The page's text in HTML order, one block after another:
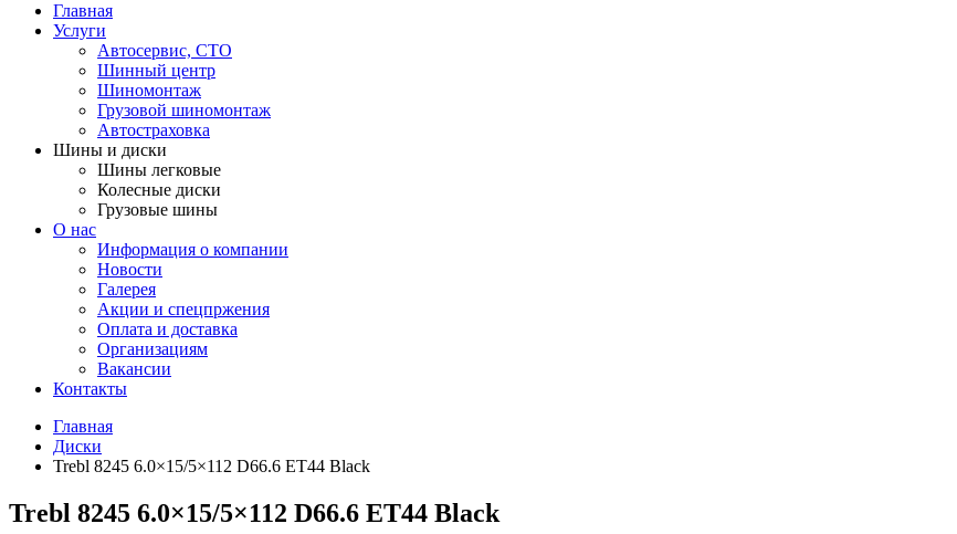
Главная
Услуги
Автосервис, СТО
Шинный центр
Шиномонтаж
Грузовой шиномонтаж
Автостраховка
Шины и диски
Шины легковые
Колесные диски
Грузовые шины
О нас
Информация о компании
Новости
Галерея
Акции и спецпржения
Оплата и доставка
Организациям
Вакансии
Контакты
Главная
Диски
Trebl 8245 6.0×15/5×112 D66.6 ET44 Black
Trebl 8245 6.0×15/5×112 D66.6 ET44 Black